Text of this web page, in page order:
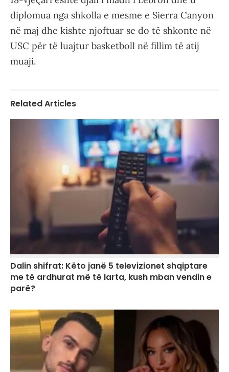
diplomua nga shkolla e mesme e Sierra Canyon
në maj dhe kishte njoftuar se do të shkonte në
USC për të luajtur basketboll në fillim të atij
muaji.
Related Articles
Dalin shifrat: Këto janë 5 televizionet shqiptare
me të ardhurat më të larta, kush mban vendin e
parë?